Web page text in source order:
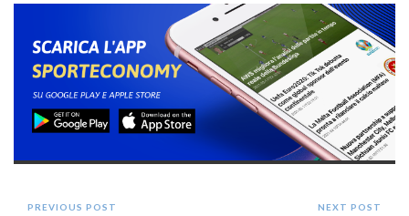
PREVIOUS POST NEXT POST